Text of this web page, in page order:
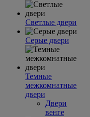
Светлые двери
Серые двери
Темные
межкомнатные
двери
Двери
венге